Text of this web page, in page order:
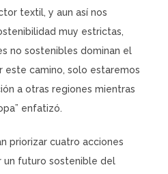
textil, y aun así nos
muy estrictas,
no sostenibles dominan el
este camino, solo estaremos
a otras regiones mientras
enfatizó.
priorizar cuatro acciones
un futuro sostenible del